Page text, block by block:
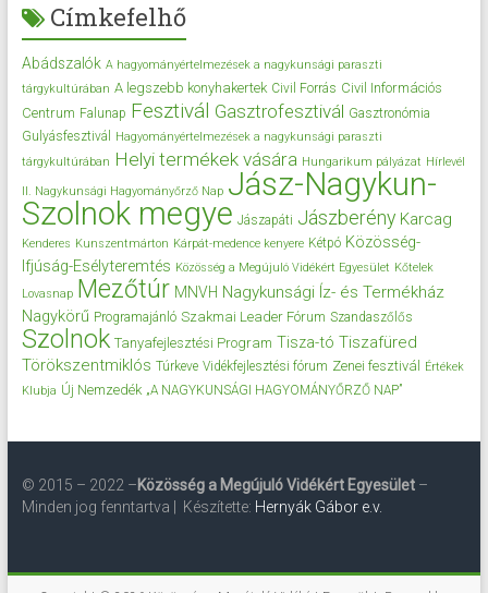
Címkefelhő
Abádszalók A hagyományértelmezések a nagykunsági paraszti
tárgykultúrában A legszebb konyhakertek Civil Forrás Civil Információs
Centrum Falunap Fesztivál Gasztrofesztivál Gasztronómia
Gulyásfesztivál
Hagyományértelmezések a nagykunsági paraszti
tárgykultúrában Helyi termékek vására Hungarikum pályázat Hírlevél
II. Nagykunsági Hagyományőrző Nap Jász-Nagykun-
Szolnok megye Jászapáti Jászberény Karcag
Kenderes Kunszentmárton Kárpát-medence kenyere Kétpó Közösség-
Ifjúság-Esélyteremtés Közösség a Megújuló Vidékért Egyesület Kőtelek
Lovasnap Mezőtúr MNVH Nagykunsági Íz- és Termékház
Nagykörű Programajánló Szakmai Leader Fórum Szandaszőlős
Szolnok Tanyafejlesztési Program Tisza-tó Tiszafüred
Törökszentmiklós Túrkeve Vidékfejlesztési fórum Zenei fesztivál
Értékek
Klubja Új Nemzedék „A NAGYKUNSÁGI HAGYOMÁNYŐRZŐ NAP”
© 2015 – 2022 –Közösség a Megújuló Vidékért Egyesület–
Minden jog fenntartva | Készítette: Hernyák Gábor e.v.